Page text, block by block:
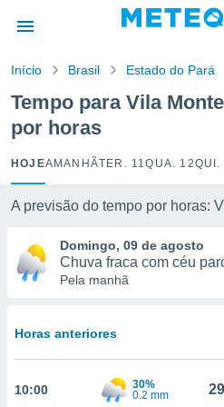
da
foi
para
fornecidas
a este
e
digital
ou
Início Brasil Estado do Pará
Tempo para Vila
por horas
HOJEAMANHÃTER. 11QUA. 12QUI.
A previsão do tempo por horas:
Domingo, 09 de agosto
Chuva fraca com céu
Pela manhã
Horas anteriores
10:00
30%
0.2 mm